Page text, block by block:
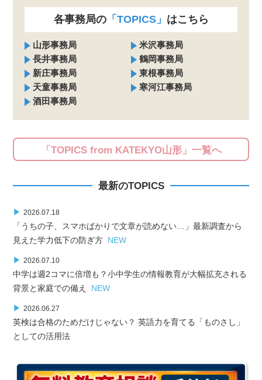
各事務局の「TOPICS」 はこちら
山形事務局
米沢事務局
長井事務局
鶴岡事務局
新庄事務局
東根事務局
天童事務局
寒河江事務局
酒田事務局
「TOPICS from KATEKYO山形」一覧へ
最新のTOPICS
▶ 2026.07.18
「うちの子、スマホばかりで文章が読めない…」最新調査から
見えた学力低下の防ぎ方 NEW
▶ 2026.07.10
中学は週2コマに倍増も？小中学生の情報教育が大幅拡充される
背景と家庭での備え NEW
▶ 2026.06.27
英検は合格のためだけじゃない？ 英語力を育てる「ものさし」
としての活用法